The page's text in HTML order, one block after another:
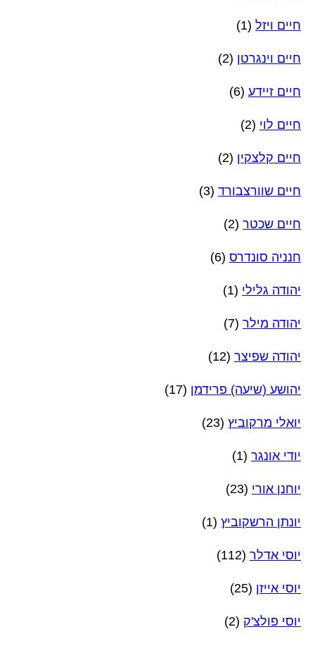
חיים ויזל (1)
חיים וינגרטן (2)
חיים זיידע (6)
חיים לוי (2)
חיים קלצקין (2)
חיים שוורצבורד (3)
חיים שכטר (2)
חנניה סונדרס (6)
יהודה גלילי (1)
יהודה מילר (7)
יהודה שפיצר (12)
יהושע (שיעה) פרידמן (17)
יואלי מרקוביץ (23)
יודי אונגר (1)
יוחנן אורי (23)
יונתן הרשקוביץ (1)
יוסי אדלר (112)
יוסי אייזן (25)
יוסי פולצ'ק (2)